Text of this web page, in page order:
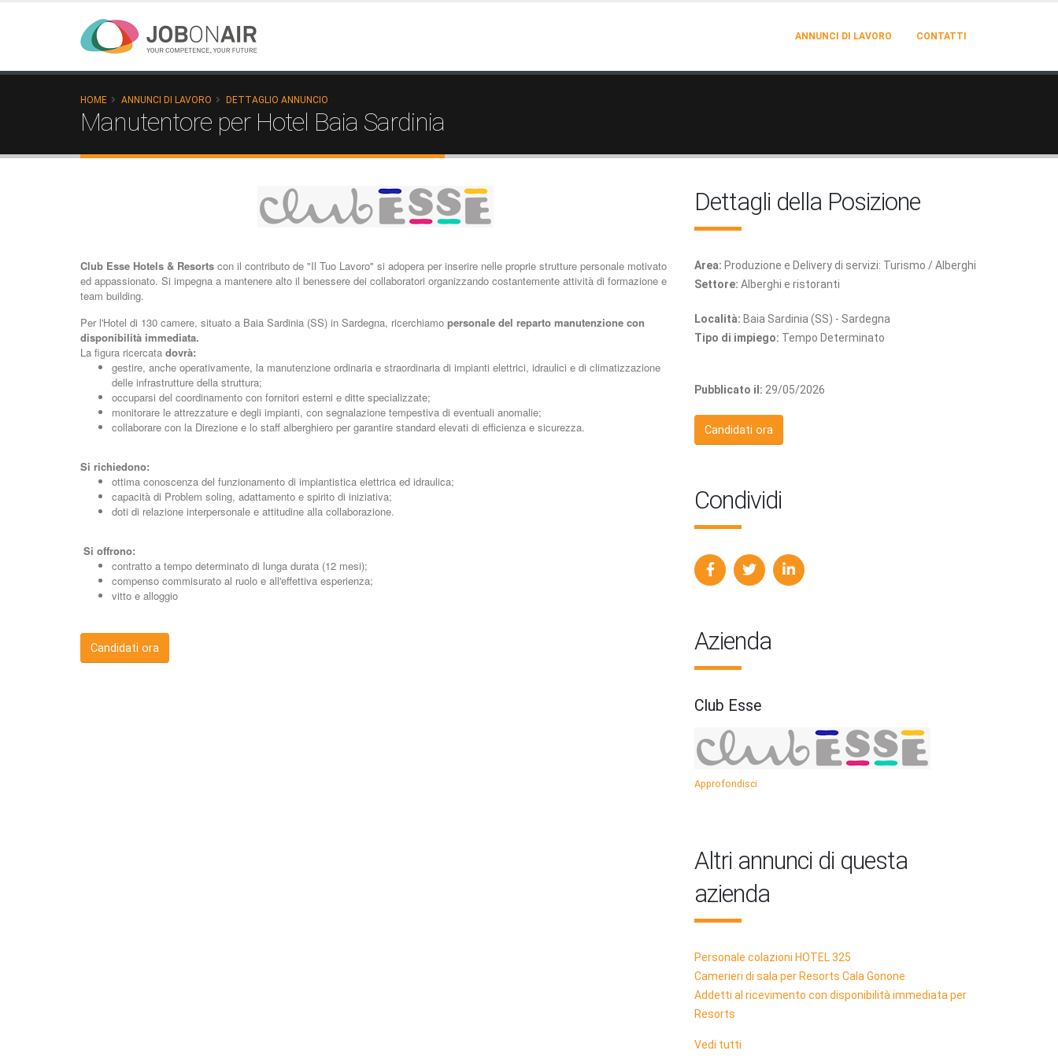
ANNUNCI DI LAVORO CONTATTI
HOME ANNUNCI DI LAVORO DETTAGLIO ANNUNCIO
Manutentore per Hotel Baia Sardinia
Club Esse Hotels & Resorts con il contributo de "Il Tuo Lavoro" si adopera per inserire nelle proprie strutture personale motivato
ed appassionato. Si impegna a mantenere alto il benessere dei collaboratori organizzando costantemente attività di formazione e
team building.
Per l'Hotel di 130 camere, situato a Baia Sardinia (SS) in Sardegna, ricerchiamo personale del reparto manutenzione con
disponibilità immediata.
La figura ricercata dovrà:
gestire, anche operativamente, la manutenzione ordinaria e straordinaria di impianti elettrici, idraulici e di climatizzazione
delle infrastrutture della struttura;
occuparsi del coordinamento con fornitori esterni e ditte specializzate;
monitorare le attrezzature e degli impianti, con segnalazione tempestiva di eventuali anomalie;
collaborare con la Direzione e lo staff alberghiero per garantire standard elevati di efficienza e sicurezza.
Si richiedono:
ottima conoscenza del funzionamento di impiantistica elettrica ed idraulica;
capacità di Problem soling, adattamento e spirito di iniziativa;
doti di relazione interpersonale e attitudine alla collaborazione.
Si offrono:
contratto a tempo determinato di lunga durata (12 mesi);
compenso commisurato al ruolo e all'effettiva esperienza;
vitto e alloggio
Candidati ora
Dettagli della Posizione
Area: Produzione e Delivery di servizi: Turismo / Alberghi
Settore: Alberghi e ristoranti
Località: Baia Sardinia (SS) - Sardegna
Tipo di impiego: Tempo Determinato
Pubblicato il: 29/05/2026
Candidati ora
Condividi
Azienda
Club Esse
Approfondisci
Altri annunci di questa
azienda
Personale colazioni HOTEL 325
Camerieri di sala per Resorts Cala Gonone
Addetti al ricevimento con disponibilità immediata per
Resorts
Vedi tutti